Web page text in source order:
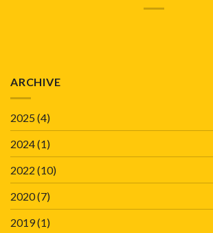
ARCHIVE
2025(4)
2024(1)
2022 (10)
2020(7)
2019(1)